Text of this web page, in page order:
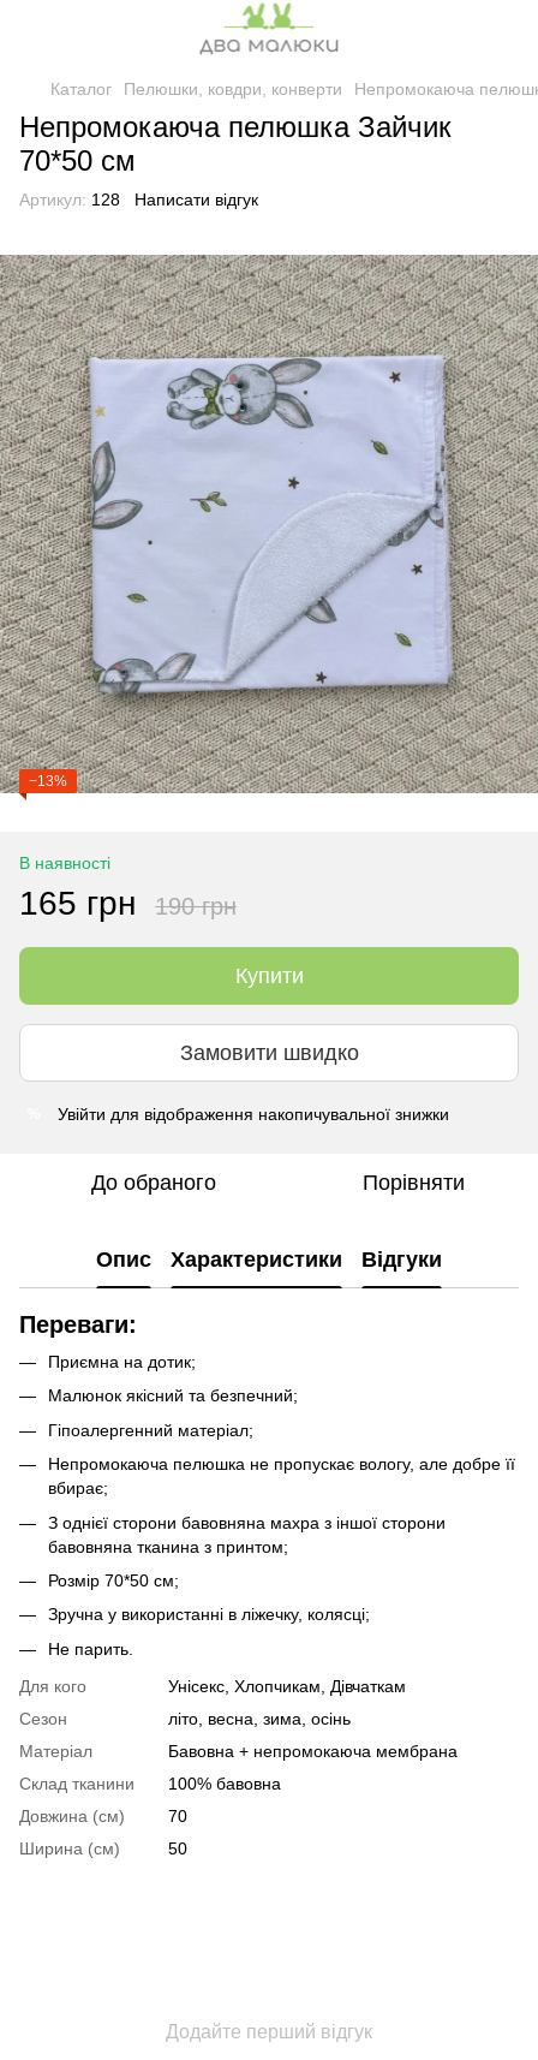
Каталог Пелюшки, ковдри, конверти Непромокаюча
Непромокаюча пелюшка Зайчик
70*50 см
Артикул: 128 Написати відгук
−13%
В наявності
165 грн 190 грн
Купити
Замовити швидко
Увійти для відображення накопичувальної знижки
До обраного Порівняти
Опис Характеристики Відгуки
Переваги:
Приємна на дотик;
Малюнок якісний та безпечний;
Гіпоалергенний матеріал;
Непромокаюча пелюшка не пропускає вологу, але добре її
вбирає;
З однієї сторони бавовняна махра з іншої сторони
бавовняна тканина з принтом;
Розмір 70*50 см;
Зручна у використанні в ліжечку, колясці;
Не парить.
Для кого
Унісекс, Хлопчикам, Дівчаткам
Сезон
літо, весна, зима, осінь
Матеріал
Бавовна + непромокаюча мембрана
Склад тканини
100% бавовна
Довжина (см)
70
Ширина (см)
50
Додайте перший відгук